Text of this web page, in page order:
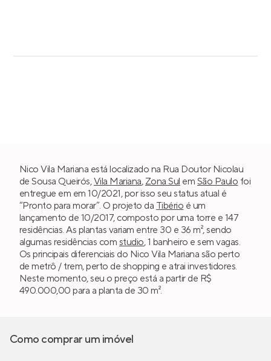
Nico Vila Mariana está localizado na Rua Doutor Nicolau
de Sousa Queirós,Vila Mariana, Zona Sul em São Paulo foi
entregue em em 10/2021, por isso seu status atual é
“Pronto para morar”. O projeto da Tibério é um
lançamento de 10/2017, composto por uma torre e 147
residências. As plantas variam entre 30 e 36 m², sendo
algumas residências com studio, 1 banheiro e sem vagas.
Os principais diferenciais do Nico Vila Mariana são perto
de metrô / trem, perto de shopping e atrai investidores.
Neste momento, seu o preço está a partir de R$
490.000,00 para a planta de 30 m².
Como comprar um imóvel